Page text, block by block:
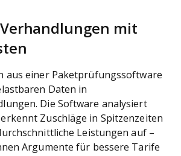
Verhandlungen mit
aus einer Paketprüfungssoftware
Daten in
Die Software analysiert
Zuschläge in Spitzenzeiten
Leistungen auf –
Argumente für bessere Tarife